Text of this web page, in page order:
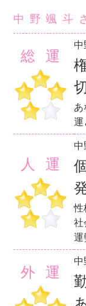
中野颯斗
総運
中
あ
運
人運
中
性
社
運
外運
中